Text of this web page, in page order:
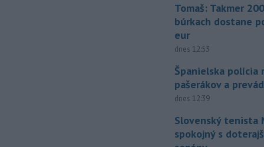
Tomaš: Takmer
búrkach dostane
eur
dnes 12:53
Španielska polícia
pašerákov a
dnes 12:39
Slovenský tenista
spokojný s